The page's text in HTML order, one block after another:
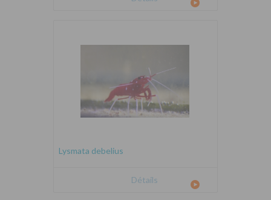
Lysmata debelius
Détails